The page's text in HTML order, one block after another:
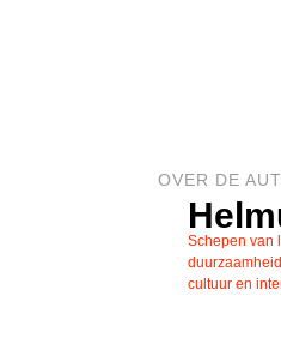
OVER DE
Schepen van
cultuur en